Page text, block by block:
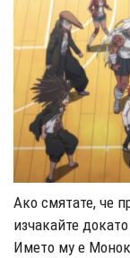
Ако смятате, че
изчакайте
Името му е